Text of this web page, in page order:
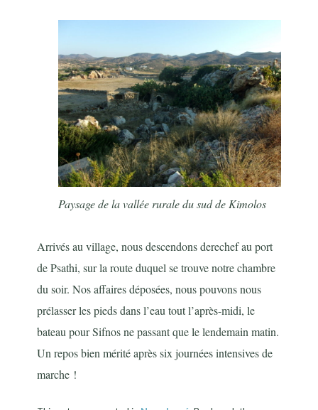
Paysage de la vallée rurale du sud de Kimolos
Arrivés au village, nous descendons derechef au port
de Psathi, sur la route duquel se trouve notre chambre
du soir. Nos affaires déposées, nous pouvons nous
prélasser les pieds dans l’eau tout l’après-midi, le
bateau pour Sifnos ne passant que le lendemain matin.
Un repos bien mérité après six journées intensives de
marche !